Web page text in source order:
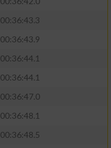
00:36:43.3
00:36:43.9
00:36:44.1
00:36:44.1
00:36:47.0
00:36:48.1
00:36:48.5